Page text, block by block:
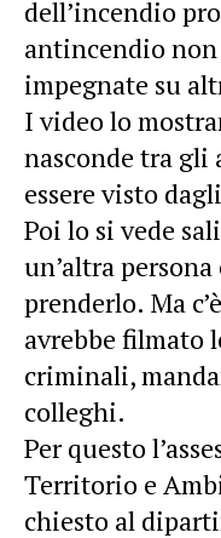
dell’incendio
antincendio
impegnate su
I video lo
nasconde tra gli
essere visto
Poi lo si vede
un’altra
prenderlo. Ma
avrebbe filmato
criminali,
colleghi.
Per questo
Territorio e
chiesto al